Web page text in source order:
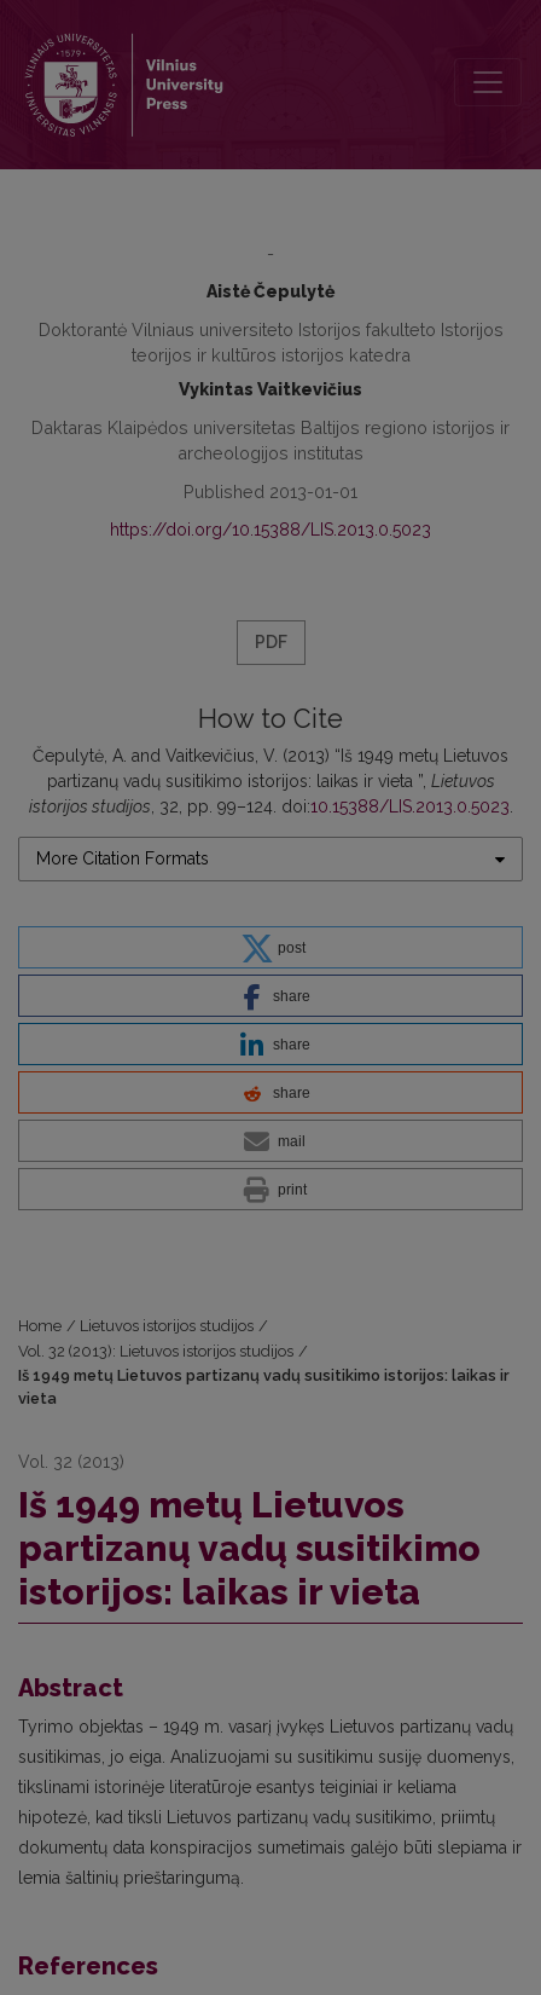
-
Aistė Čepulytė
Doktorantė Vilniaus universiteto Istorijos fakulteto Istorijos
teorijos ir kultūros istorijos katedra
Vykintas Vaitkevičius
Daktaras Klaipėdos universitetas Baltijos regiono istorijos ir
archeologijos institutas
Published 2013-01-01
https://doi.org/10.15388/LIS.2013.0.5023
PDF
How to Cite
Čepulytė, A. and Vaitkevičius, V. (2013) “Iš 1949 metų Lietuvos
partizanų vadų susitikimo istorijos: laikas ir vieta ”, Lietuvos
istorijos studijos , 32, pp. 99–124. doi:10.15388/LIS.2013.0.5023
More Citation Formats
post
share
share
share
mail
print
Home / Lietuvos istorijos studijos /
Vol. 32 (2013): Lietuvos istorijos studijos /
Iš 1949 metų Lietuvos partizanų vadų susitikimo istorijos: laikas ir
vieta
Vol. 32 (2013)
Iš 1949 metų Lietuvos
partizanų vadų susitikimo
istorijos: laikas ir vieta
Abstract
Tyrimo objektas – 1949 m. vasarį įvykęs Lietuvos partizanų vadų
susitikimas, jo eiga. Analizuojami su susitikimu susiję duomenys,
tikslinami istorinėje literatūroje esantys teiginiai ir keliama
hipotezė, kad tiksli Lietuvos partizanų vadų susitikimo, priimtų
dokumentų data konspiracijos sumetimais galėjo būti slepiama ir
lemia šaltinių prieštaringumą.
References